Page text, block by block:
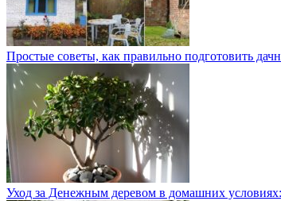
Простые советы, как правильно подготовить
Уход за Денежным деревом в домашних